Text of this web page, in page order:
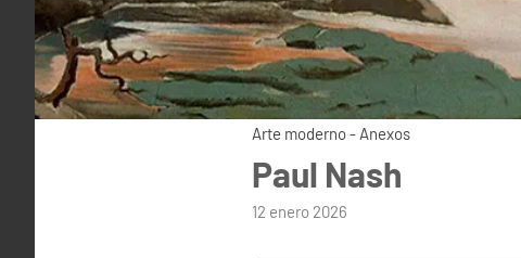
Arte moderno - Anexos
Paul Nash
por
12 enero 2026